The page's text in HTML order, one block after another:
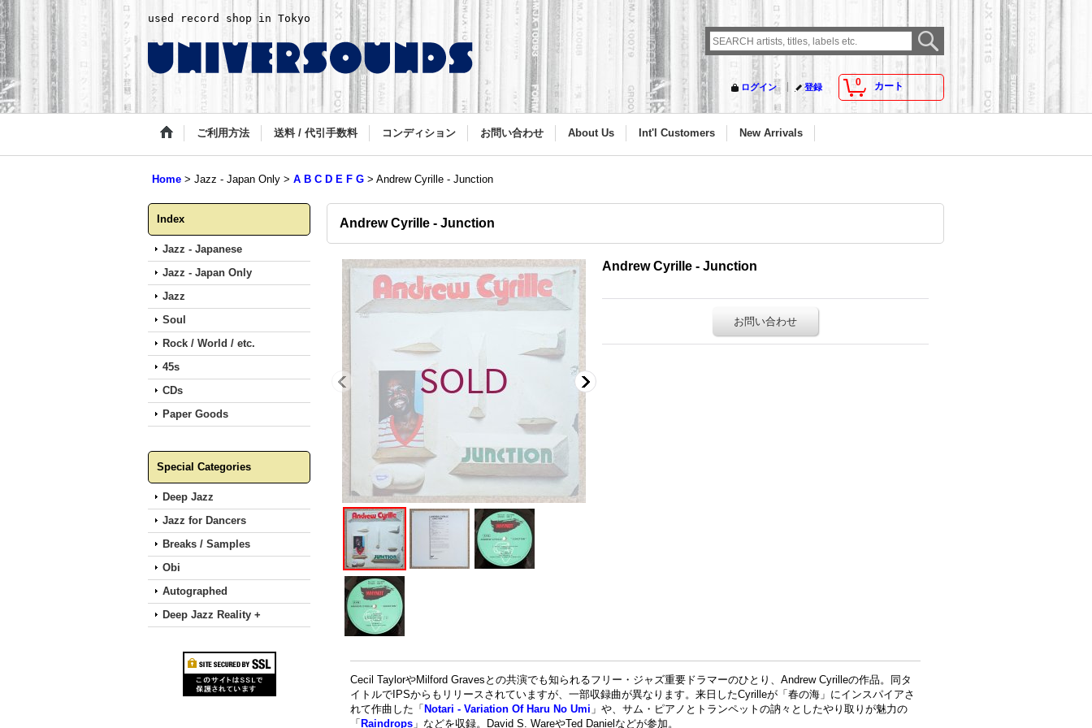
used record shop in Tokyo
0 カート
ログイン 登録
ご利用方法 送料 / 代引手数料 コンディション お問い合わせ About Us Int'l Customers New Arrivals
Home > Jazz - Japan Only > A B C D E F G > Andrew Cyrille - Junction
Index
Jazz - Japanese
Jazz - Japan Only
Jazz
Soul
Rock / World / etc.
45s
CDs
Paper Goods
Special Categories
Deep Jazz
Jazz for Dancers
Breaks / Samples
Obi
Autographed
Deep Jazz Reality +
Andrew Cyrille - Junction
Andrew Cyrille - Junction
お問い合わせ
Cecil TaylorやMilford Gravesとの共演でも知られるフリー・ジャズ重要ドラマーのひとり、Andrew Cyrilleの作品。同タ
イトルでIPSからもリリースされていますが、一部収録曲が異なります。来日したCyrilleが「春の海」にインスパイアさ
れて作曲した「 Notari - Variation Of Haru No Umi 」や、サム・ピアノとトランペットの訥々としたやり取りが魅力の
「 Raindrops 」などを収録。David S. WareやTed Danielなどが参加。